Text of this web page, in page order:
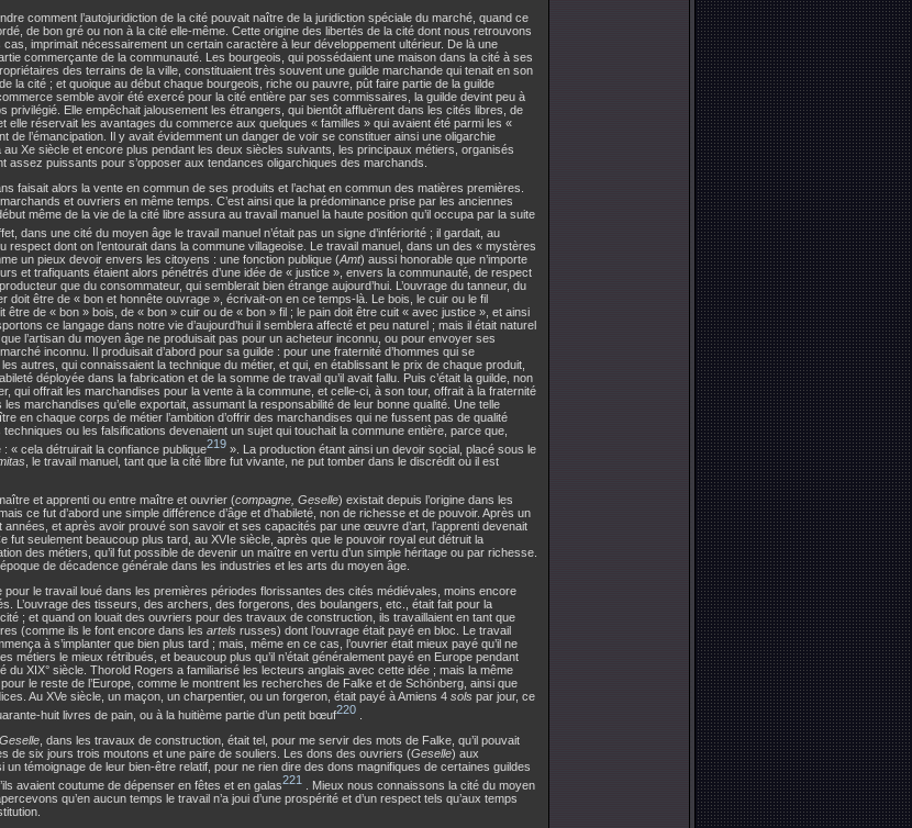
comment l’autojuridiction de la cité pouvait naître de la juridiction spéciale du marché, quand ce
de bon gré ou non à la cité elle-même. Cette origine des libertés de la cité dont nous retrouvons
imprimait nécessairement un certain caractère à leur développement ultérieur. De là une
commerçante de la communauté. Les bourgeois, qui possédaient une maison dans la cité à ses
des terrains de la ville, constituaient très souvent une guilde marchande qui tenait en son
la cité ; et quoique au début chaque bourgeois, riche ou pauvre, pût faire partie de la guilde
semble avoir été exercé pour la cité entière par ses commissaires, la guilde devint peu à
privilégié. Elle empêchait jalousement les étrangers, qui bientôt affluèrent dans les cités libres, de
elle réservait les avantages du commerce aux quelques « familles » qui avaient été parmi les «
de l’émancipation. Il y avait évidemment un danger de voir se constituer ainsi une oligarchie
au Xe siècle et encore plus pendant les deux siècles suivants, les principaux métiers, organisés
assez puissants pour s’opposer aux tendances oligarchiques des marchands.
faisait alors la vente en commun de ses produits et l’achat en commun des matières premières.
et ouvriers en même temps. C’est ainsi que la prédominance prise par les anciennes
même de la vie de la cité libre assura au travail manuel la haute position qu’il occupa par la suite
dans une cité du moyen âge le travail manuel n’était pas un signe d’infériorité ; il gardait, au
respect dont on l’entourait dans la commune villageoise. Le travail manuel, dans un des « mystères
un pieux devoir envers les citoyens : une fonction publique (Amt) aussi honorable que n’importe
et trafiquants étaient alors pénétrés d’une idée de « justice », envers la communauté, de respect
que du consommateur, qui semblerait bien étrange aujourd’hui. L’ouvrage du tanneur, du
doit être de « bon et honnête ouvrage », écrivait-on en ce temps-là. Le bois, le cuir ou le fil
être de « bon » bois, de « bon » cuir ou de « bon » fil ; le pain doit être cuit « avec justice », et ainsi
ce langage dans notre vie d’aujourd’hui il semblera affecté et peu naturel ; mais il était naturel
l’artisan du moyen âge ne produisait pas pour un acheteur inconnu, ou pour envoyer ses
inconnu. Il produisait d’abord pour sa guilde : pour une fraternité d’hommes qui se
autres, qui connaissaient la technique du métier, et qui, en établissant le prix de chaque produit,
déployée dans la fabrication et de la somme de travail qu’il avait fallu. Puis c’était la guilde, non
qui offrait les marchandises pour la vente à la commune, et celle-ci, à son tour, offrait à la fraternité
marchandises qu’elle exportait, assumant la responsabilité de leur bonne qualité. Une telle
en chaque corps de métier l’ambition d’offrir des marchandises qui ne fussent pas de qualité
ou les falsifications devenaient un sujet qui touchait la commune entière, parce que,
« cela détruirait la confiance publique219 ». La production étant ainsi un devoir social, placé sous le
, le travail manuel, tant que la cité libre fut vivante, ne put tomber dans le discrédit où il est
et apprenti ou entre maître et ouvrier (compagne, Geselle) existait depuis l’origine dans les
ce fut d’abord une simple différence d’âge et d’habileté, non de richesse et de pouvoir. Après un
années, et après avoir prouvé son savoir et ses capacités par une œuvre d’art, l’apprenti devenait
fut seulement beaucoup plus tard, au XVIe siècle, après que le pouvoir royal eut détruit la
des métiers, qu’il fut possible de devenir un maître en vertu d’un simple héritage ou par richesse.
de décadence générale dans les industries et les arts du moyen âge.
pour le travail loué dans les premières périodes florissantes des cités médiévales, moins encore
L’ouvrage des tisseurs, des archers, des forgerons, des boulangers, etc., était fait pour la
; et quand on louait des ouvriers pour des travaux de construction, ils travaillaient en tant que
(comme ils le font encore dans les artels russes) dont l’ouvrage était payé en bloc. Le travail
à s’implanter que bien plus tard ; mais, même en ce cas, l’ouvrier était mieux payé qu’il ne
les métiers le mieux rétribués, et beaucoup plus qu’il n’était généralement payé en Europe pendant
du XIX° siècle. Thorold Rogers a familiarisé les lecteurs anglais avec cette idée ; mais la même
le reste de l’Europe, comme le montrent les recherches de Falke et de Schönberg, ainsi que
Au XVe siècle, un maçon, un charpentier, ou un forgeron, était payé à Amiens 4 sols par jour, ce
huit livres de pain, ou à la huitième partie d’un petit bœuf220
Geselle , dans les travaux de construction, était tel, pour me servir des mots de Falke, qu’il pouvait
de six jours trois moutons et une paire de souliers. Les dons des ouvriers (Geselle) aux
un témoignage de leur bien-être relatif, pour ne rien dire des dons magnifiques de certaines guildes
avaient coutume de dépenser en fêtes et en galas221
. Mieux nous connaissons la cité du moyen
qu’en aucun temps le travail n’a joui d’une prospérité et d’un respect tels qu’aux temps